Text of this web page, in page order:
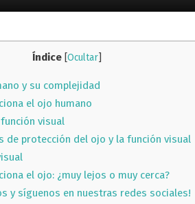
Índice [Ocultar]
y su complejidad
el ojo humano
visual
de protección del ojo y la función visual
el ojo: ¿muy lejos o muy cerca?
y síguenos en nuestras redes sociales!